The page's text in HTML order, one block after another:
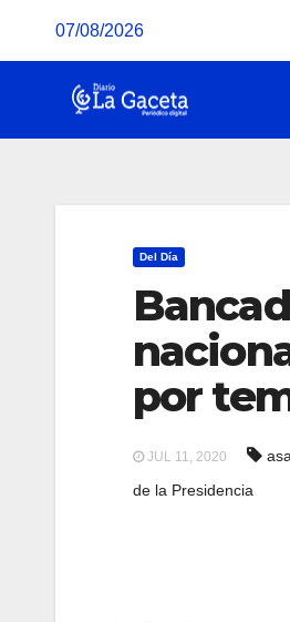
07/08/2026
Del Día
por
JUL 11, 2020
de la Presidencia